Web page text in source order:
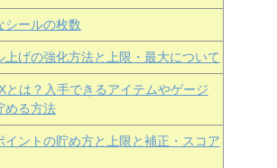
シールの枚数
上げの強化方法と上限・最大について
とは？入手できるアイテムやゲージ
める方法
イントの貯め方と上限と補正・スコア